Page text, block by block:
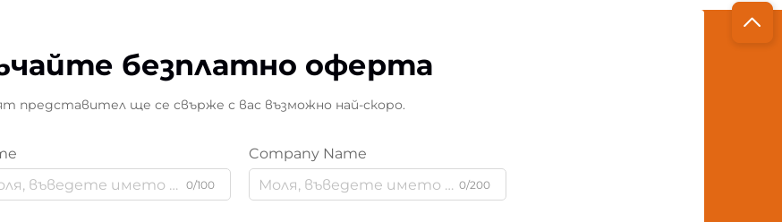
безплатно оферта
представител ще се свърже с вас възможно най-скоро.
0/100
Company Name
0/200